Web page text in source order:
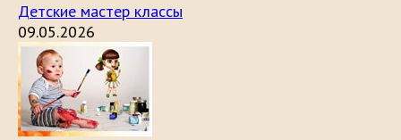
Детские мастер классы
09.05.2026